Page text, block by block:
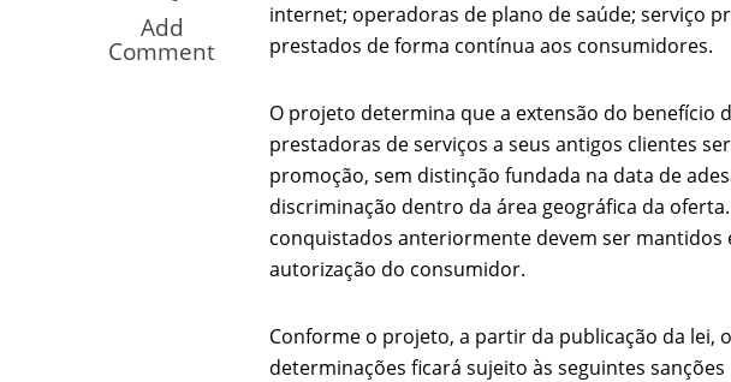
FILME: Como um Monjolo salvou a vida de
Add
Comment
internet; operadoras de plano de saúde; serviço
prestados de forma contínua aos consumidores.
O projeto determina que a extensão do benefício
prestadoras de serviços a seus antigos clientes
promoção, sem distinção fundada na data de
discriminação dentro da área geográfica da
conquistados anteriormente devem ser
autorização do consumidor.
Conforme o projeto, a partir da publicação da lei,
determinações ficará sujeito às seguintes sanções